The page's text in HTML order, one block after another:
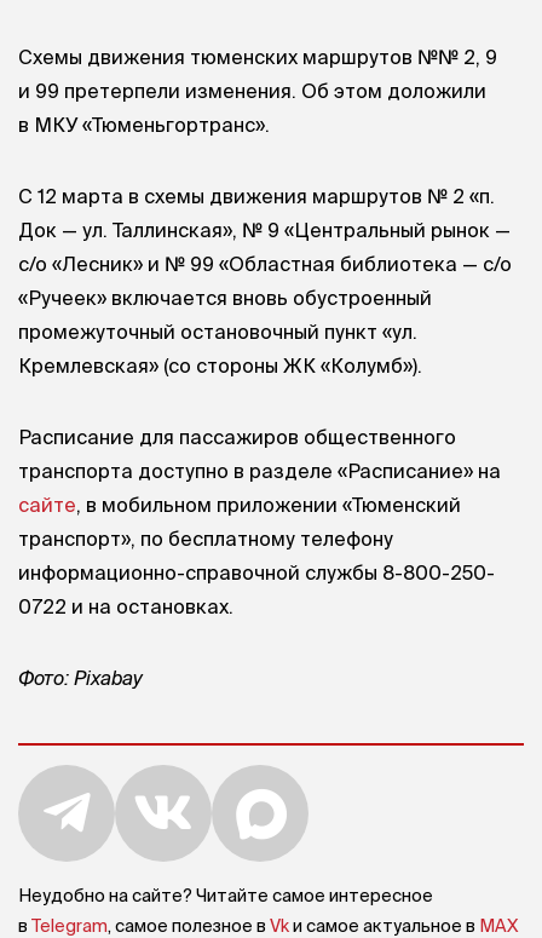
Схемы движения тюменских маршрутов №№ 2, 9
и 99 претерпели изменения. Об этом доложили
в МКУ «Тюменьгортранс».
С 12 марта в схемы движения маршрутов № 2 «п.
Док — ул. Таллинская», № 9 «Центральный рынок —
с/о «Лесник» и № 99 «Областная библиотека — с/о
«Ручеек» включается вновь обустроенный
промежуточный остановочный пункт «ул.
Кремлевская» (со стороны ЖК «Колумб»).
Расписание для пассажиров общественного
транспорта доступно в разделе «Расписание» на
сайте, в мобильном приложении «Тюменский
транспорт», по бесплатному телефону
информационно-справочной службы 8-800-250-
0722 и на остановках.
Фото: Pixabay
Неудобно на сайте? Читайте самое интересное
в Telegram, самое полезное в Vkи самое актуальное в MAX